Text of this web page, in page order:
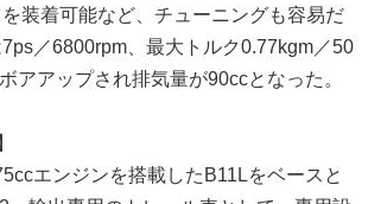
装着可能など、チューニングも容易だ
／6800rpm、最大トルク0.77kgm／50
アアップされ排気量が90ccとなった。
エンジンを搭載したB11Lをベースと